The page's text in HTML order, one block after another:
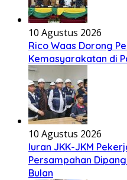
10 Agustus 2026
Rico Waas Dorong
Kemasyarakatan di
10 Agustus 2026
Iuran JKK-JKM
Persampahan
Bulan